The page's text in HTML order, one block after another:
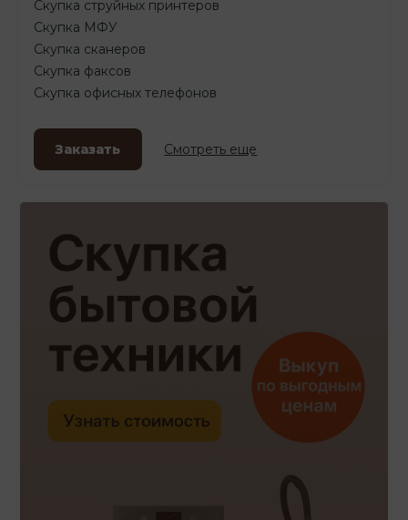
Скупка струйных принтеров
Скупка МФУ
Скупка сканеров
Скупка факсов
Скупка офисных телефонов
Заказать Смотреть еще